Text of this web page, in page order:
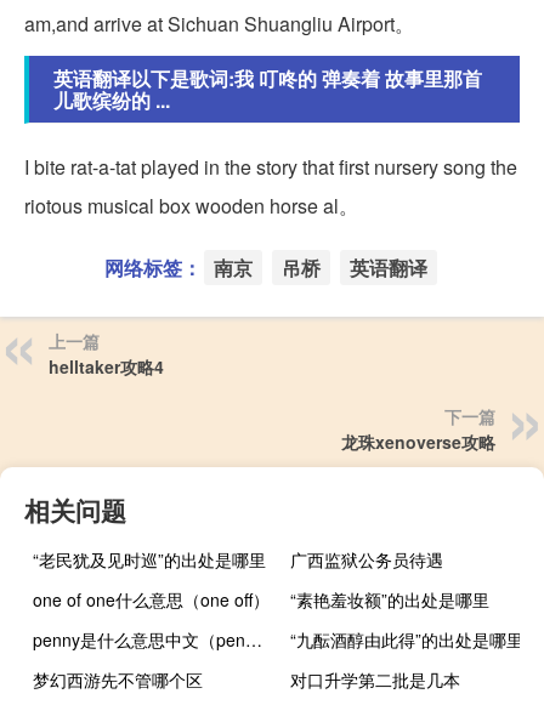
am,and arrive at Sichuan Shuangliu Airport。
英语翻译以下是歌词:我 叮咚的 弹奏着 故事里那首
儿歌缤纷的 ...
I bite rat-a-tat played in the story that first nursery song the
riotous musical box wooden horse al。
网络标签： 南京 吊桥 英语翻译
上一篇
helltaker攻略4
下一篇
龙珠xenoverse攻略
相关问题
“老民犹及见时巡”的出处是哪里
广西监狱公务员待遇
one of one什么意思（one off）
“素艳羞妆额”的出处是哪里
penny是什么意思中文（penny是什么意思）
“九酝酒醇由此得”的出处是哪里
梦幻西游先不管哪个区
对口升学第二批是几本